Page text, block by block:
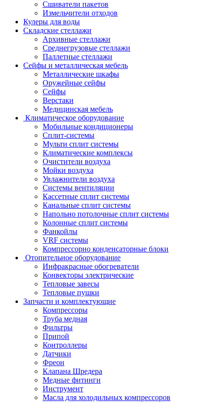
Сшиватели пакетов
Измельчители отходов
Кулеры для воды
Складские стеллажи
Архивные стеллажи
Среднегрузовые стеллажи
Паллетные стеллажи
Сейфы и металлическая мебель
Металлические шкафы
Оружейные сейфы
Сейфы
Верстаки
Медицинская мебель
Климатическое оборудование
Мобильные кондиционеры
Сплит-системы
Мульти сплит системы
Климатические комплексы
Очистители воздуха
Мойки воздуха
Увлажнители воздуха
Системы вентиляции
Кассетные сплит системы
Канальные сплит системы
Напольно потолочные сплит системы
Колонные сплит системы
Фанкойлы
VRF системы
Компрессорно конденсаторные блоки
Отопительное оборудование
Инфракрасные обогреватели
Конвекторы электрические
Тепловые завесы
Тепловые пушки
Запчасти и комплектующие
Компрессоры
Труба медная
Фильтры
Припой
Контроллеры
Датчики
Фреон
Клапана Шредера
Медные фитинги
Инструмент
Масла для холодильных компрессоров